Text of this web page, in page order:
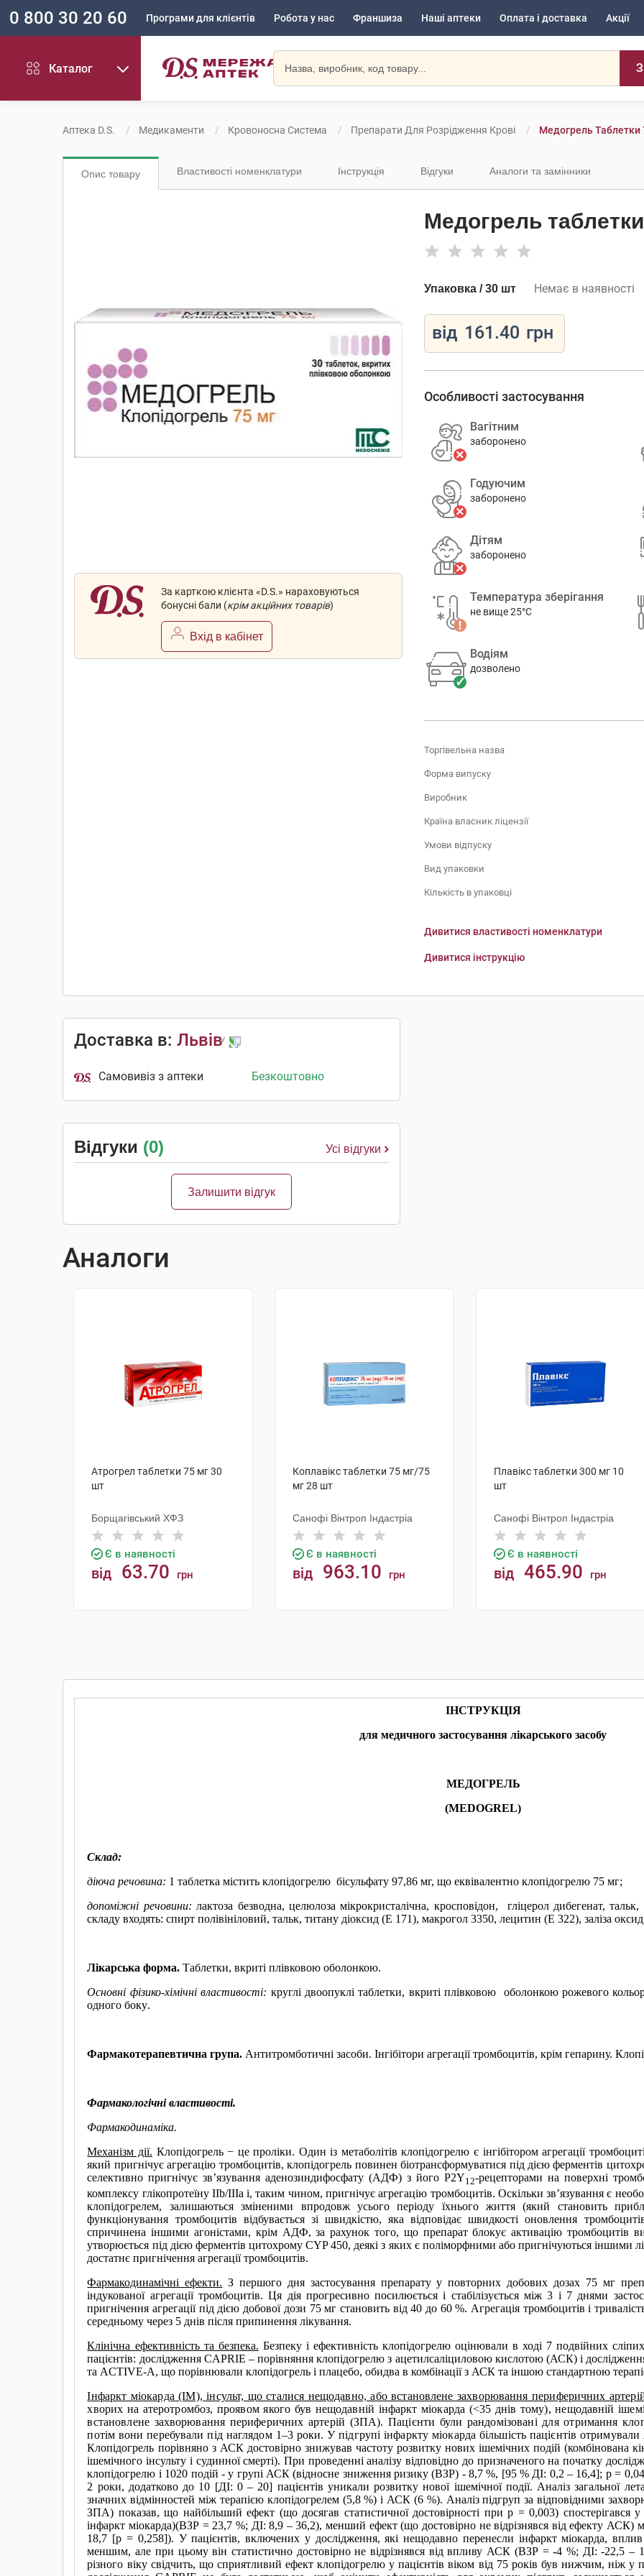
0 800 30 20 60 Програми для клієнтів Робота у нас Франшиза Наші аптеки Оплата і доставка Акції
Каталог
Аптека D.S. Медикаменти Кровоносна Система Препарати Для Розрідження Крові Медогрель
Опис товару Властивості номенклатури Інструкція Відгуки Аналоги та замінники
За карткою клієнта «D.S.» нараховуються
бонусні бали (крім акційних товарів)
Вхід в кабінет
Медогрель
Упаковка / 30 шт Немає в наявності
від 161.40 грн
Особливості застосування
Вагітним
заборонено
Годуючим
заборонено
Дітям
заборонено
Температура зберігання
не вище 25°C
Водіям
дозволено
Торгівельна назва
Форма випуску
Виробник
Країна власник ліцензії
Умови відпуску
Вид упаковки
Кількість в упаковці
Дивитися властивості номенклатури
Дивитися інструкцію
Доставка в: Львів
Самовивіз з аптеки Безкоштовно
Відгуки (0) Усі відгуки
Залишити відгук
Аналоги
Атрогрел таблетки 75 мг 30
шт
Борщагівський ХФЗ
Є в наявності
від 63.70 грн
Коплавікс таблетки 75 мг/75
мг 28 шт
Санофі Вінтроп Індастріа
Є в наявності
від 963.10 грн
Плавікс таблетки 300 мг 10
шт
Санофі Вінтроп Індастріа
Є в наявності
від 465.90 грн